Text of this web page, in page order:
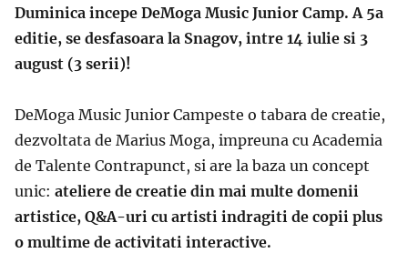
Duminica incepe DeMoga Music Junior Camp. A 5a
editie, se desfasoara la Snagov, intre 14 iulie si 3
august (3 serii)!
DeMoga Music Junior Campeste o tabara de creatie,
dezvoltata de Marius Moga, impreuna cu Academia
de Talente Contrapunct, si are la baza un concept
unic: ateliere de creatie din mai multe domenii
artistice, Q&A-uri cu artisti indragiti de copii plus
o multime de activitati interactive.